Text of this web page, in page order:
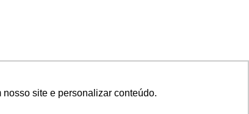
site e personalizar conteúdo.